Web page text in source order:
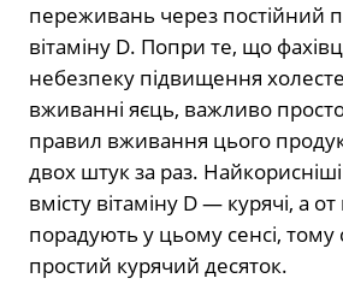
переживань через постійний
вітаміну D. Попри те, що
небезпеку підвищення
вживанні яєць, важливо
правил вживання цього
двох штук за раз.
вмісту вітаміну D — курячі, а
порадують у цьому сенсі,
простий курячий десяток.